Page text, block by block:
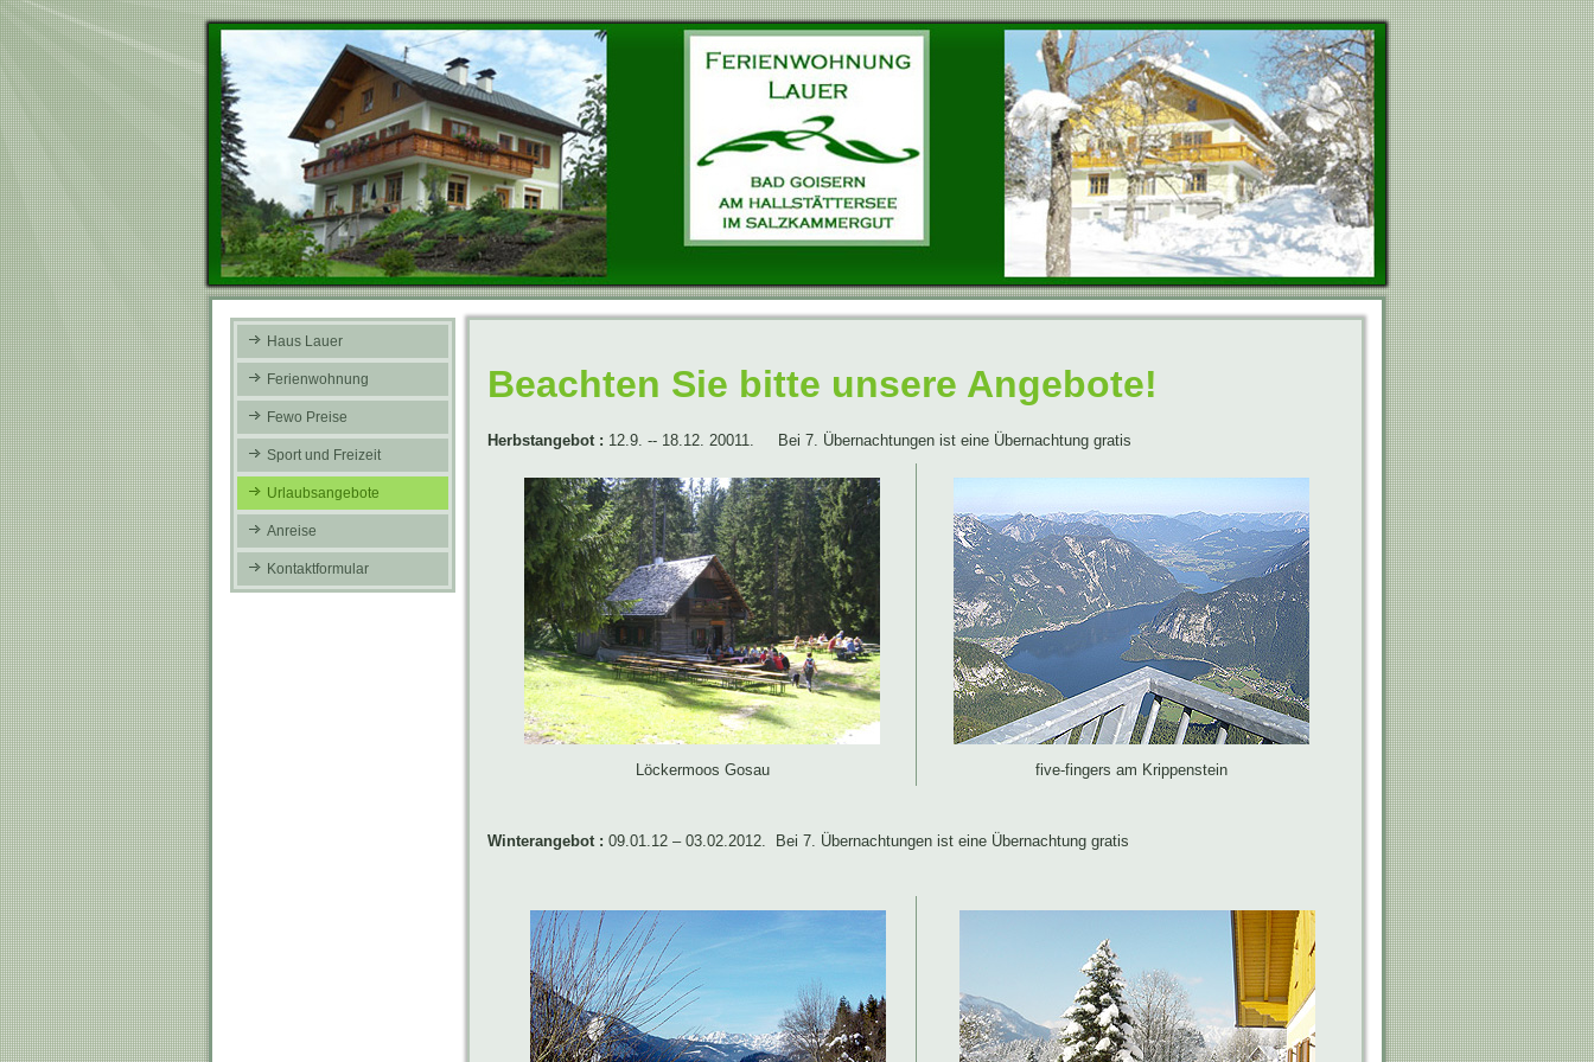
Haus Lauer
Ferienwohnung
Fewo Preise
Sport und Freizeit
Urlaubsangebote
Anreise
Kontaktformular
Beachten Sie bitte unsere Angebote!
Herbstangebot : 12.9. -- 18.12. 20011. Bei 7. Übernachtungen ist eine Übernachtung gratis
Löckermoos Gosau five-fingers am Krippenstein
Winterangebot : 09.01.12 – 03.02.2012. Bei 7. Übernachtungen ist eine Übernachtung gratis